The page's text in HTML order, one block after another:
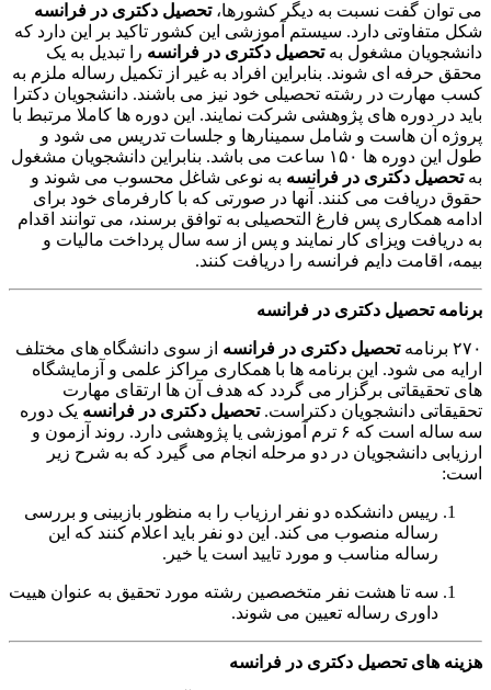
می توان گفت نسبت به دیگر کشورها،تحصیل دکتری در فرانسه
شکل متفاوتی دارد. سیستم آموزشی این کشور تاکید بر این دارد که
دانشجویان مشغول بهتحصیل دکتری در فرانسه را تبدیل به یک
محقق حرفه ای شوند. بنابراین افراد به غیر از تکمیل رساله ملزم به
کسب مهارت در رشته تحصیلی خود نیز می باشند. دانشجویان دکترا
باید در دوره های پژوهشی شرکت نمایند. این دوره ها کاملا مرتبط با
پروژه آن هاست و شامل سمینارها و جلسات تدریس می شود و
طول این دوره ها ۱۵۰ ساعت می باشد. بنابراین دانشجویان مشغول
بهتحصیل دکتری در فرانسه به نوعی شاغل محسوب می شوند و
حقوق دریافت می کنند. آنها در صورتی که با کارفرمای خود برای
ادامه همکاری پس فارغ التحصیلی به توافق برسند، می توانند اقدام
به دریافت ویزای کار نمایند و پس از سه سال پرداخت مالیات و
بیمه، اقامت دایم فرانسه را دریافت کنند.
برنامهتحصیل دکتری در فرانسه
۲۷۰ برنامه تحصیل دکتری در فرانسه از سوی دانشگاه های مختلف
ارایه می شود. این برنامه ها با همکاری مراکز علمی و آزمایشگاه
های تحقیقاتی برگزار می گردد که هدف آن ها ارتقای مهارت
تحقیقاتی دانشجویان دکتراست.تحصیل دکتری در فرانسه یک دوره
سه ساله است که ۶ ترم آموزشی یا پژوهشی دارد. روند آزمون و
ارزیابی دانشجویان در دو مرحله انجام می گیرد که به شرح زیر
است:
رییس دانشکده دو نفر ارزیاب را به منظور بازبینی و بررسی
رساله منصوب می کند. این دو نفر باید اعلام کنند که این
رساله مناسب و مورد تایید است یا خیر.
سه تا هشت نفر متخصصین رشته مورد تحقیق به عنوان هییت
داوری رساله تعیین می شوند.
هزینه هایتحصیل دکتری در فرانسه